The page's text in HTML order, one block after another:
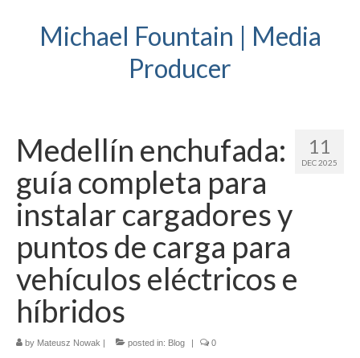
Michael Fountain | Media
Producer
11
DEC 2025
Medellín enchufada:
guía completa para
instalar cargadores y
puntos de carga para
vehículos eléctricos e
híbridos
by Mateusz Nowak | posted in: Blog | 0